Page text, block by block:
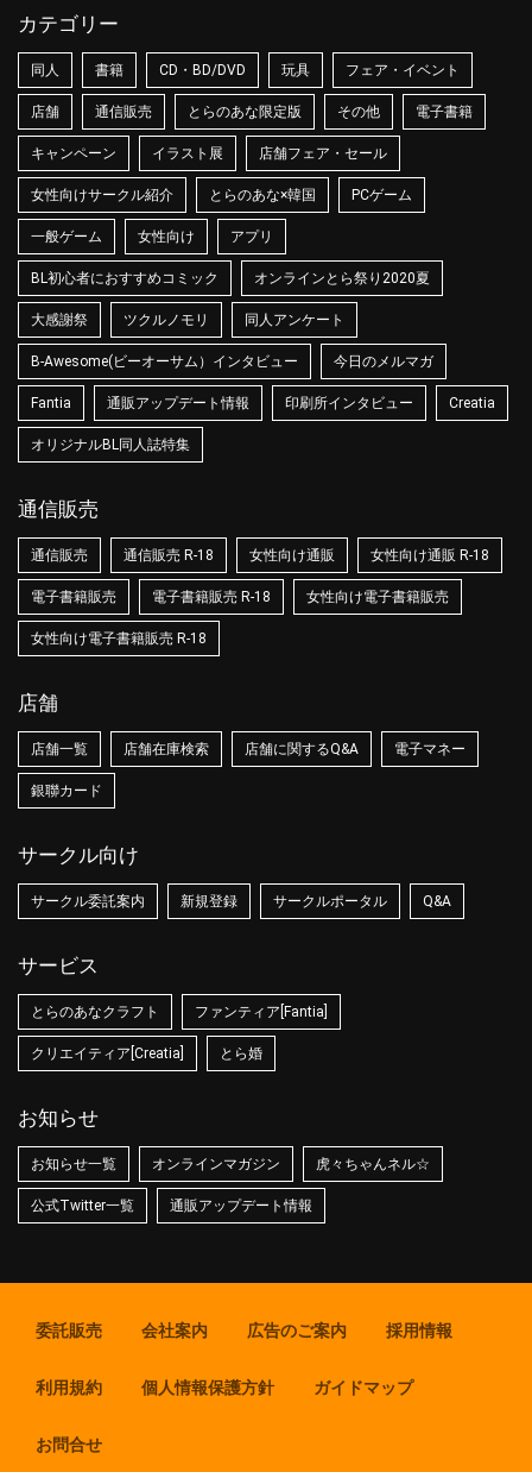
カテゴリー
同人 書籍 CD・BD/DVD 玩具 フェア・イベント
店舗 通信販売 とらのあな限定版 その他 電子書籍
キャンペーン イラスト展 店舗フェア・セール
女性向けサークル紹介 とらのあな×韓国 PCゲーム
一般ゲーム 女性向け アプリ
BL初心者におすすめコミック オンラインとら祭り2020夏
大感謝祭 ツクルノモリ 同人アンケート
B-Awesome(ビーオーサム）インタビュー 今日のメルマガ
Fantia 通販アップデート情報 印刷所インタビュー Creatia
オリジナルBL同人誌特集
通信販売
通信販売 通信販売 R-18 女性向け通販 女性向け通販 R-18
電子書籍販売 電子書籍販売 R-18 女性向け電子書籍販売
女性向け電子書籍販売 R-18
店舗
店舗一覧 店舗在庫検索 店舗に関するQ&A 電子マネー
銀聯カード
サークル向け
サークル委託案内 新規登録 サークルポータル Q&A
サービス
とらのあなクラフト ファンティア[Fantia]
クリエイティア[Creatia] とら婚
お知らせ
お知らせ一覧 オンラインマガジン 虎々ちゃんネル☆
公式Twitter一覧 通販アップデート情報
委託販売 会社案内 広告のご案内 採用情報
利用規約 個人情報保護方針 ガイドマップ
お問合せ